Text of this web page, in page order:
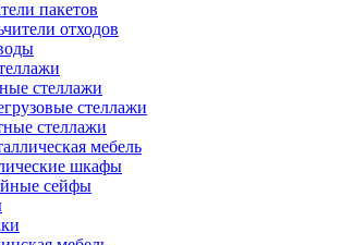
пакетов
отходов
стеллажи
стеллажи
стеллажи
мебель
шкафы
сейфы